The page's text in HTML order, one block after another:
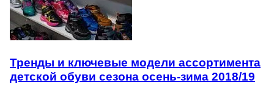
Тренды и ключевые модели ассортимента
детской обуви сезона осень-зима 2018/19